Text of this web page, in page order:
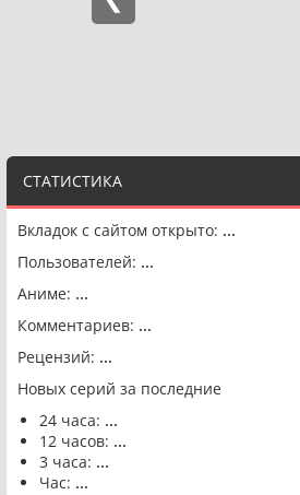
СТАТИСТИКА
Вкладок с сайтом открыто: ...
Пользователей: ...
Аниме: ...
Комментариев: ...
Рецензий: ...
Новых серий за последние
24 часа: ...
12 часов: ...
3 часа: ...
Час: ...